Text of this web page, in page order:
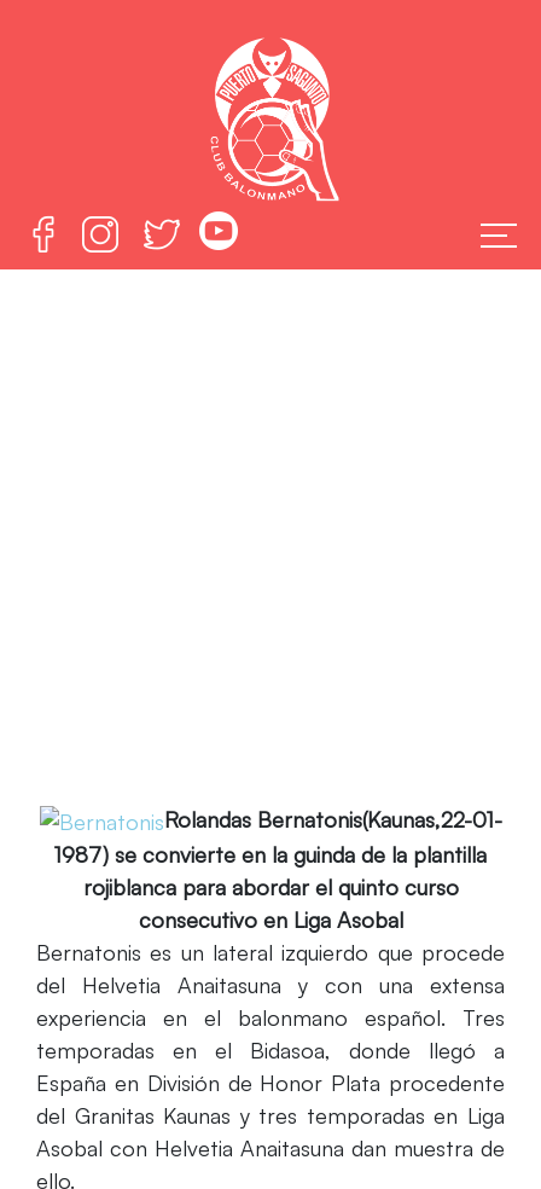
Rolandas Bernatonis(Kaunas,22-01-
1987) se convierte en la guinda de la plantilla
rojiblanca para abordar el quinto curso
consecutivo en Liga Asobal
Bernatonis es un lateral izquierdo que procede
del Helvetia Anaitasuna y con una extensa
experiencia en el balonmano español. Tres
temporadas en el Bidasoa, donde llegó a
España en División de Honor Plata procedente
del Granitas Kaunas y tres temporadas en Liga
Asobal con Helvetia Anaitasuna dan muestra de
ello.